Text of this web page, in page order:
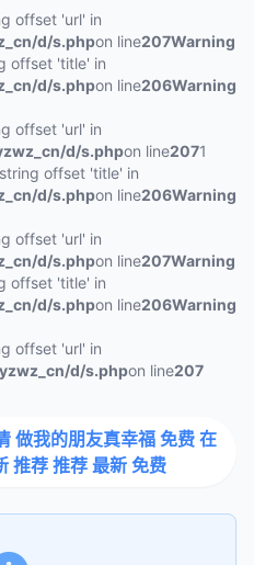
offset 'url' in
d/s.phpon line207Warning
offset 'title' in
d/s.phpon line206Warning
offset 'url' in
d/s.phpon line2071
offset 'title' in
d/s.phpon line206Warning
offset 'url' in
d/s.phpon line207Warning
offset 'title' in
d/s.phpon line206Warning
offset 'url' in
d/s.phpon line207
做我的朋友真幸福 免费 在
推荐 推荐 最新 免费